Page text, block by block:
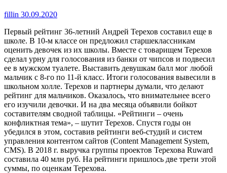
fillin 30.09.2020
Первый рейтинг 36-летний Андрей Терехов составил еще в
школе. В 10-м классе он предложил старшеклассникам
оценить девочек из их школы. Вместе с товарищем Терехов
сделал урну для голосования из банки от чипсов и подвесил
ее в мужском туалете. Выставить девушкам балл мог любой
мальчик с 8-го по 11-й класс. Итоги голосования вывесили в
школьном холле. Терехов и партнеры думали, что делают
рейтинг для мальчиков. Оказалось, что внимательнее всего
его изучили девочки. И на два месяца объявили бойкот
составителям сводной таблицы. «Рейтинги – очень
конфликтная тема», – шутит Терехов. Спустя годы он
убедился в этом, составив рейтинги веб-студий и систем
управления контентом сайтов (Content Management System,
CMS). В 2018 г. выручка группы проектов Терехова Ruward
составила 40 млн руб. На рейтинги пришлось две трети этой
суммы, по оценкам Терехова.